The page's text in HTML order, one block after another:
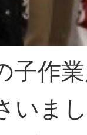
子作
いま